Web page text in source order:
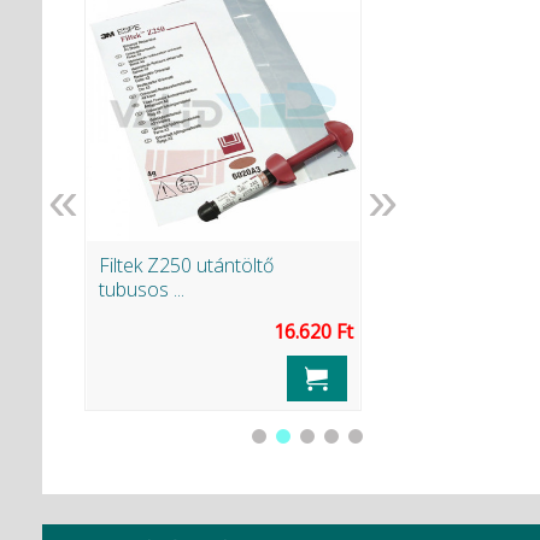
Filtek Z250 utántöltő
tubusos ...
16.620 Ft
« »